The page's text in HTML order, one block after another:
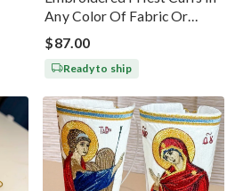
Any Color Of Fabric Or
Threads
$87.00
Ready to ship